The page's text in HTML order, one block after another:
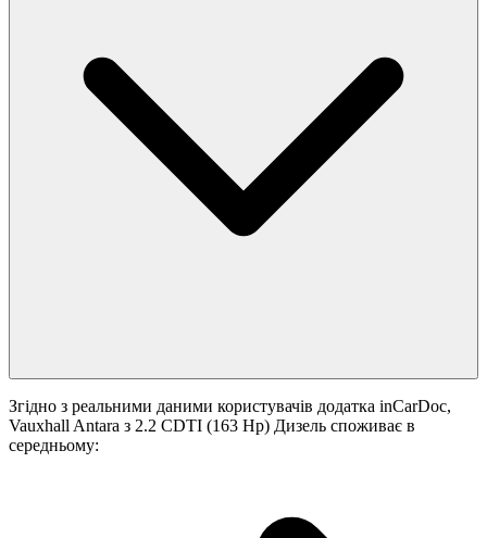
Згідно з реальними даними користувачів додатка inCarDoc,
Vauxhall Antara з 2.2 CDTI (163 Hp) Дизель споживає в
середньому: